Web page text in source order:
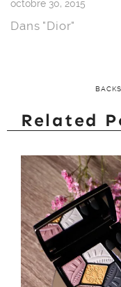
Related
Fall Look